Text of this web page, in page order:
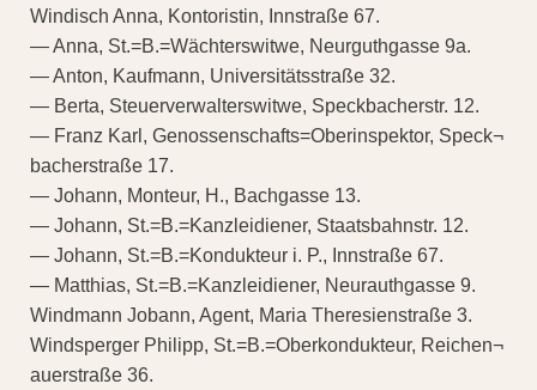
Windisch Anna, Kontoristin, Innstraße 67.
— Anna, St.=B.=Wächterswitwe, Neurguthgasse 9a.
— Anton, Kaufmann, Universitätsstraße 32.
— Berta, Steuerverwalterswitwe, Speckbacherstr. 12.
— Franz Karl, Genossenschafts=Oberinspektor, Speck¬
bacherstraße 17.
— Johann, Monteur, H., Bachgasse 13.
— Johann, St.=B.=Kanzleidiener, Staatsbahnstr. 12.
— Johann, St.=B.=Kondukteur i. P., Innstraße 67.
— Matthias, St.=B.=Kanzleidiener, Neurauthgasse 9.
Windmann Jobann, Agent, Maria Theresienstraße 3.
Windsperger Philipp, St.=B.=Oberkondukteur, Reichen¬
auerstraße 36.